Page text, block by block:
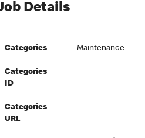
Details
Categories Maintenance
Categories
ID
Categories
URL